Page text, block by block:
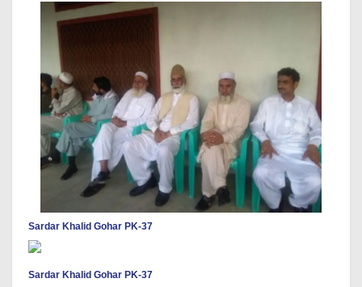
Sardar Khalid Gohar PK-37
Sardar Khalid Gohar PK-37